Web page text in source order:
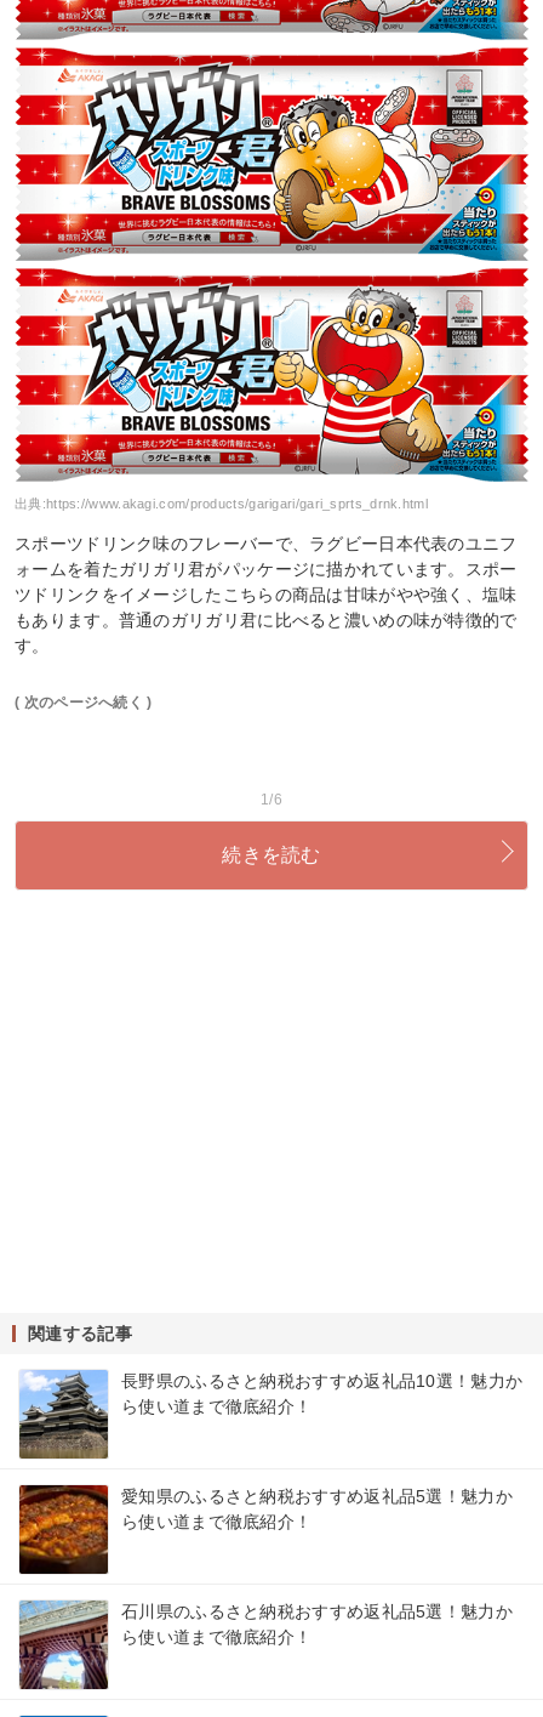
出典: https://www.akagi.com/products/garigari/gari_sprts_drnk.html
スポーツドリンク味のフレーバーで、ラグビー日本代表のユニフ
ォームを着たガリガリ君がパッケージに描かれています。スポー
ツドリンクをイメージしたこちらの商品は甘味がやや強く、塩味
もあります。普通のガリガリ君に比べると濃いめの味が特徴的で
す。
( 次のページへ続く )
1/6
続きを読む
関連する記事
長野県のふるさと納税おすすめ返礼品10選！魅力か
ら使い道まで徹底紹介！
愛知県のふるさと納税おすすめ返礼品5選！魅力か
ら使い道まで徹底紹介！
石川県のふるさと納税おすすめ返礼品5選！魅力か
ら使い道まで徹底紹介！